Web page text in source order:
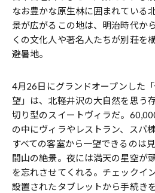
なお豊かな原生林に囲まれている
景が広がるこの地は、明治時代か
くの文化人や著名人たちが別荘を
避暑地。
4月26日にグランドオープンした
望」は、北軽井沢の大自然を思う
切り型のスイートヴィラだ。
の中にヴィラやレストラン、スパ
すべての客室から一望できるのは
間山の絶景。夜には満天の星空が
を忘れさせてくれる。チェックイ
設置されたタブレットから手続き